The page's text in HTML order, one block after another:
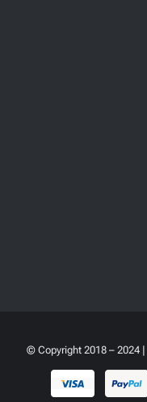
© Copyright 2018 – 2024 |